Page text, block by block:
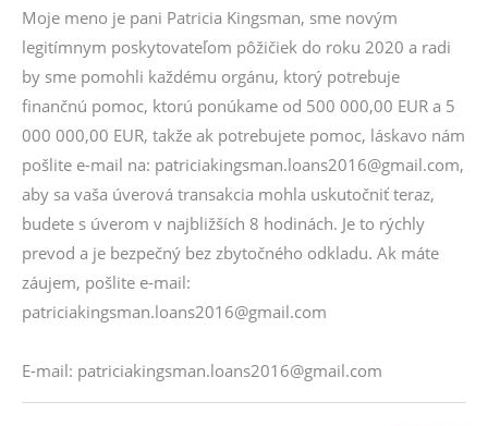
Moje meno je pani Patricia Kingsman, sme novým
legitímnym poskytovateľom pôžičiek do roku 2020 a radi
by sme pomohli každému orgánu, ktorý potrebuje
finančnú pomoc, ktorú ponúkame od 500 000,00 EUR a 5
000 000,00 EUR, takže ak potrebujete pomoc, láskavo nám
pošlite e-mail na: patriciakingsman.loans2016@gmail.com,
aby sa vaša úverová transakcia mohla uskutočniť teraz,
budete s úverom v najbližších 8 hodinách. Je to rýchly
prevod a je bezpečný bez zbytočného odkladu. Ak máte
záujem, pošlite e-mail:
patriciakingsman.loans2016@gmail.com
E-mail: patriciakingsman.loans2016@gmail.com